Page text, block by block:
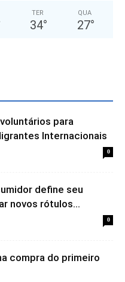
TER
34°
QUA
27°
para
Internacionais
0
define seu
novos rótulos...
0
compra do primeiro